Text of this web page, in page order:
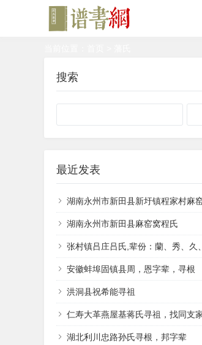
搜索
最近发表
湖南永州市新田县新圩镇程家村麻
湖南永州市新田县麻窑窝程氏
张村镇吕庄吕氏,辈份：蘭、秀、久、景（井）、
安徽蚌埠固镇县周，恩字辈，寻根
洪洞县祝希能寻祖
仁寿大革燕屋基蒋氏寻祖，找同支
湖北利川忠路孙氏寻根，邦字辈